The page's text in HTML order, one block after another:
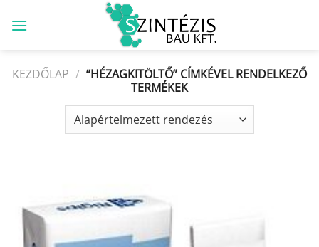
KEZDŐLAP / “HÉZAGKITÖLTŐ” CÍMKÉVEL RENDELKEZŐ
TERMÉKEK